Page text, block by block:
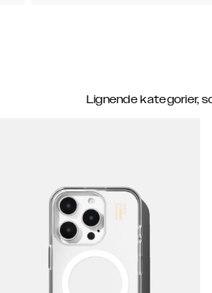
Lignende kategorier,